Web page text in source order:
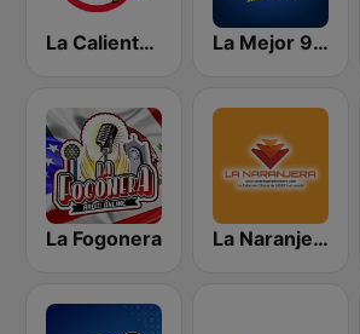
La Caliente 94.1 FM | Monterrey La Mejor 92.5 FM
La Fogonera La Naranjera de Sibers